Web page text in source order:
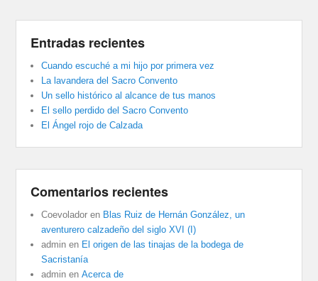
Entradas recientes
Cuando escuché a mi hijo por primera vez
La lavandera del Sacro Convento
Un sello histórico al alcance de tus manos
El sello perdido del Sacro Convento
El Ángel rojo de Calzada
Comentarios recientes
Coevolador en Blas Ruiz de Hernán González, un
aventurero calzadeño del siglo XVI (I)
admin en El origen de las tinajas de la bodega de
Sacristanía
admin enAcerca de